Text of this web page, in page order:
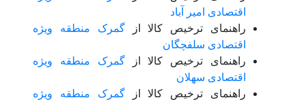
اقتصادی امیر آباد
راهنمای ترخیص کالا ازگمرک منطقه ویژه
اقتصادی سلفچگان
راهنمای ترخیص کالا ازگمرک منطقه ویژه
اقتصادی سهلان
راهنمای ترخیص کالا ازگمرک منطقه ویژه